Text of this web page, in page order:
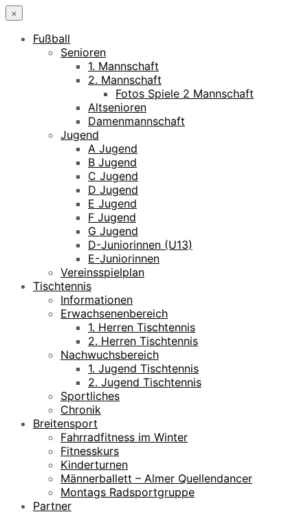
×
Fußball
Senioren
1. Mannschaft
2. Mannschaft
Fotos Spiele 2 Mannschaft
Altsenioren
Damenmannschaft
Jugend
A Jugend
B Jugend
C Jugend
D Jugend
E Jugend
F Jugend
G Jugend
D-Juniorinnen (U13)
E-Juniorinnen
Vereinsspielplan
Tischtennis
Informationen
Erwachsenenbereich
1. Herren Tischtennis
2. Herren Tischtennis
Nachwuchsbereich
1. Jugend Tischtennis
2. Jugend Tischtennis
Sportliches
Chronik
Breitensport
Fahrradfitness im Winter
Fitnesskurs
Kinderturnen
Männerballett – Almer Quellendancer
Montags Radsportgruppe
Partner